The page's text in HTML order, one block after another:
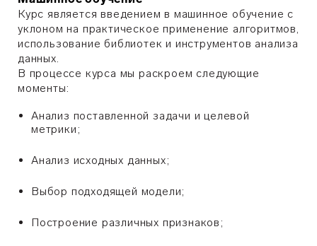
Курс является введением в машинное обучение с
уклоном на практическое применение алгоритмов,
использование библиотек и инструментов анализа
данных.
В процессе курса мы раскроем следующие
моменты:
Анализ поставленной задачи и целевой
метрики;
Анализ исходных данных;
Выбор подходящей модели;
Построение различных признаков;